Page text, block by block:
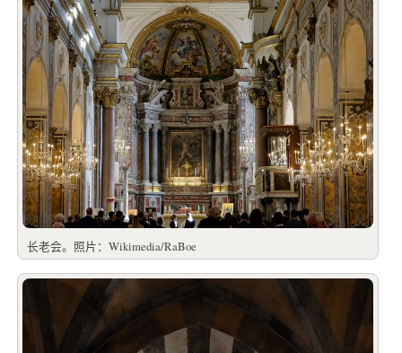
长老会。照片：Wikimedia/RaBoe